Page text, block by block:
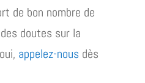
de bon nombre de
doutes sur la
appelez-nous dès